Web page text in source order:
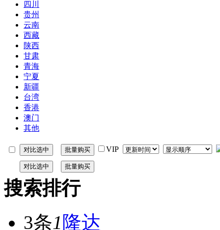
四川
贵州
云南
西藏
陕西
甘肃
青海
宁夏
新疆
台湾
香港
澳门
其他
VIP
搜索排行
3条1 隆达